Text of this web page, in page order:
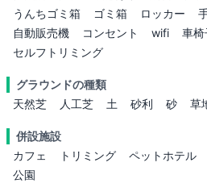
うんちゴミ箱
ゴミ箱 ロッカー
自動販売機
コンセント wifi 車
セルフトリミング
グラウンドの種類
天然芝
人工芝 土 砂利 砂 草
併設施設
カフェ
トリミング ペットホテル
公園